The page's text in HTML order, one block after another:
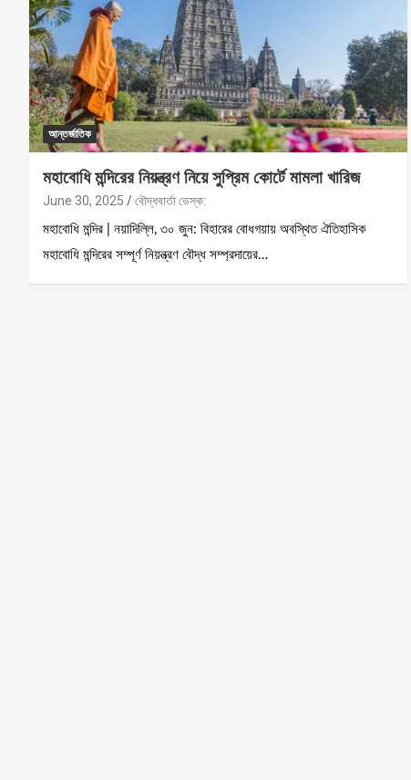
আন্তর্জাতিক
মহাবোধি মন্দিরের নিয়ন্ত্রণ নিয়ে সুপ্রিম কোর্টে মামলা খারিজ
June 30, 2025 বৌদ্ধবার্তা ডেস্ক:
মহাবোধি মন্দির | নয়াদিল্লি, ৩০ জুন: বিহারের বোধগয়ায় অবস্থিত ঐতিহাসিক
মহাবোধি মন্দিরের সম্পূর্ণ নিয়ন্ত্রণ বৌদ্ধ সম্প্রদায়ের…